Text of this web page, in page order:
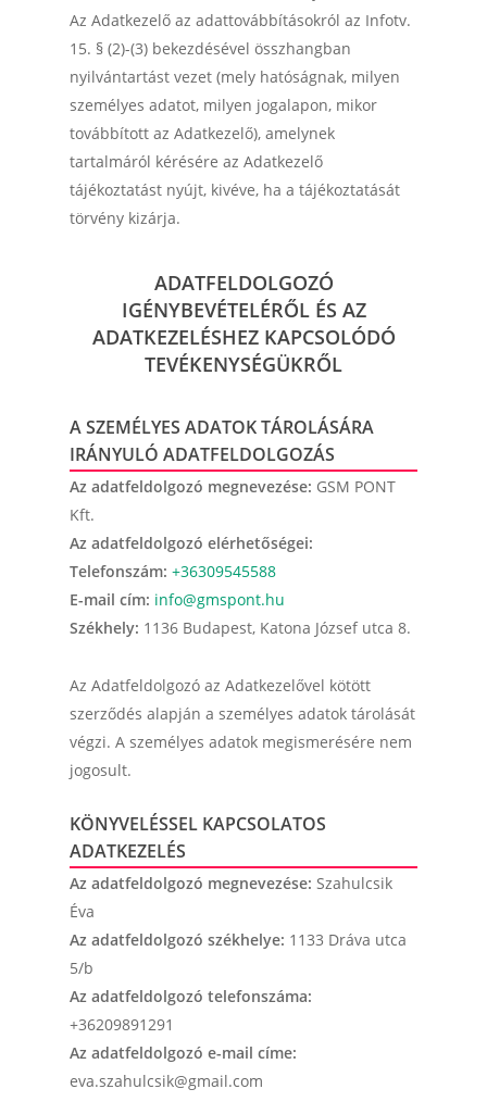
Az Adatkezelő az adattovábbításokról az Infotv.
15. § (2)-(3) bekezdésével összhangban
nyilvántartást vezet (mely hatóságnak, milyen
személyes adatot, milyen jogalapon, mikor
továbbított az Adatkezelő), amelynek
tartalmáról kérésére az Adatkezelő
tájékoztatást nyújt, kivéve, ha a tájékoztatását
törvény kizárja.
ADATFELDOLGOZÓ
IGÉNYBEVÉTELÉRŐL ÉS AZ
ADATKEZELÉSHEZ KAPCSOLÓDÓ
TEVÉKENYSÉGÜKRŐL
A SZEMÉLYES ADATOK TÁROLÁSÁRA
IRÁNYULÓ ADATFELDOLGOZÁS
Az adatfeldolgozó megnevezése: GSM PONT
Kft.
Az adatfeldolgozó elérhetőségei:
Telefonszám: +36309545588
E-mail cím: info@gmspont.hu
Székhely: 1136 Budapest, Katona József utca 8.
Az Adatfeldolgozó az Adatkezelővel kötött
szerződés alapján a személyes adatok tárolását
végzi. A személyes adatok megismerésére nem
jogosult.
KÖNYVELÉSSEL KAPCSOLATOS
ADATKEZELÉS
Az adatfeldolgozó megnevezése: Szahulcsik
Éva
Az adatfeldolgozó székhelye: 1133 Dráva utca
5/b
Az adatfeldolgozó telefonszáma:
+36209891291
Az adatfeldolgozó e-mail címe:
eva.szahulcsik@gmail.com